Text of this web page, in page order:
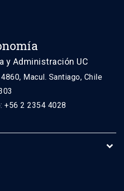
y Administración UC
Macul. Santiago, Chile
+56 2 2354 4028